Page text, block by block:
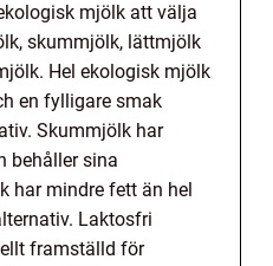
mjölk att välja
skummjölk, lättmjölk
Hel ekologisk mjölk
en fylligare smak
Skummjölk har
behåller sina
har mindre fett än hel
Laktosfri
framställd för